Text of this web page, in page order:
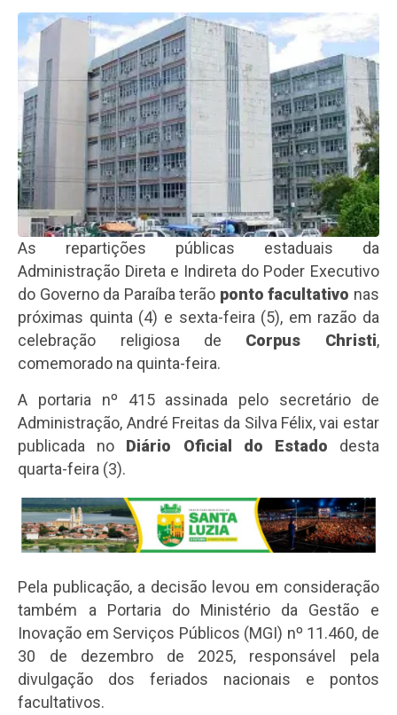
As repartições públicas estaduais da
Administração Direta e Indireta do Poder Executivo
do Governo da Paraíba terão ponto facultativo nas
próximas quinta (4) e sexta-feira (5), em razão da
celebração religiosa de Corpus Christi,
comemorado na quinta-feira.
A portaria nº 415 assinada pelo secretário de
Administração, André Freitas da Silva Félix, vai estar
publicada no Diário Oficial do Estado desta
quarta-feira (3).
Pela publicação, a decisão levou em consideração
também a Portaria do Ministério da Gestão e
Inovação em Serviços Públicos (MGI) nº 11.460, de
30 de dezembro de 2025, responsável pela
divulgação dos feriados nacionais e pontos
facultativos.